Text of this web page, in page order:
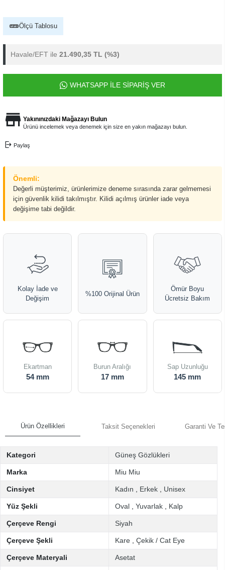
Ölçü Tablosu
Havale/EFT ile 21.490,35 TL (%3)
WHATSAPP İLE SİPARİŞ VER
Yakınınızdaki Mağazayı Bulun
Ürünü incelemek veya denemek için size en yakın mağazayı bulun.
Paylaş
Önemli:
Değerli müşterimiz, ürünlerimize deneme sırasında zarar gelmemesi
için güvenlik kilidi takılmıştır. Kilidi açılmış ürünler iade veya
değişime tabi değildir.
Kolay İade ve
Değişim
%100 Orijinal Ürün
Ömür Boyu
Ücretsiz Bakım
Ekartman
54 mm
Burun Aralığı
17 mm
Sap Uzunluğu
145 mm
Ürün Özellikleri Taksit Seçenekleri Garanti Ve
Kategori Güneş Gözlükleri
Marka Miu Miu
Cinsiyet Kadın Erkek Unisex
Yüz Şekli Oval Yuvarlak Kalp
Çerçeve Rengi Siyah
Çerçeve Şekli Kare Çekik / Cat Eye
Çerçeve Materyali Asetat